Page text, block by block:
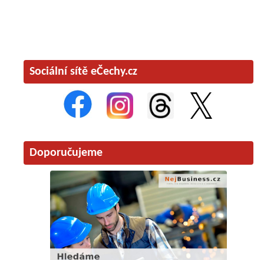
Sociální sítě eČechy.cz
Doporučujeme